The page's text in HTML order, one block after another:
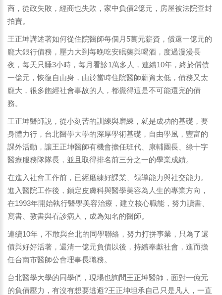
商，從政失敗，經商也失敗，家中負債2億元，房屋被法院查封
拍賣。
王正坤講述著如何從住院醫師每個月5萬元薪資，償還一億元的
龐大銀行債務，壓力大到每晚吃安眠藥與喝酒，度過漫漫長
夜，每天只睡3小時，每月看診1萬多人，連續10年，終於償債
一億元，恢復自由身，由於當時住院醫師薪資太低，債務又太
龐大，很多飽經社會事故的人，都覺得這是不可能還完的債
務。
王正坤醫師說，從小刻苦的訓練與磨練，就是成功的基礎，要
身體力行，台北醫學大學的深厚學術基礎，自由學風，豐富的
課外活動，讓王正坤醫師有機會擔任班代、康輔團長、綠十字
醫療服務隊隊長，並且取得排名前三分之一的學業成績。
在進入社會工作前，已經磨練好課業、領導能力與社交能力。
進入醫院工作後，鎖定皮膚科與醫學美容為人生的專業方向，
在1993年開始執行醫學美容治療，建立核心職能，努力讀書、
寫書、教書與看診病人，成為知名的醫師。
連續10年，不敢與台北的同學聯絡，努力打拼事業，只為了還
債與好好活著，還清一億元負債以後，持續奉獻社會，進而擔
任台南市醫師公會理事長職務。
台北醫學大學的同學們，現場也詢問王正坤醫師，面對一億元
的負債壓力，有沒有想要逃避?王正坤坦承自己只是凡人，一直